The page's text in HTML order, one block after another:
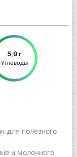
5,9 г
Углеводы
для полезного
и молочного